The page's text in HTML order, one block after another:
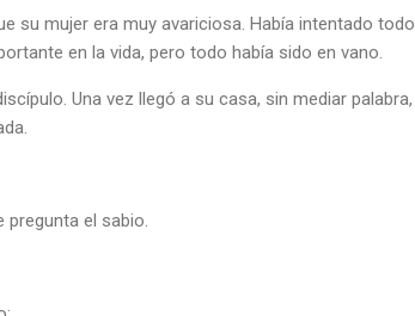
su mujer era muy avariciosa. Había intentado todo
en la vida, pero todo había sido en vano.
Una vez llegó a su casa, sin mediar palabra,
el sabio.